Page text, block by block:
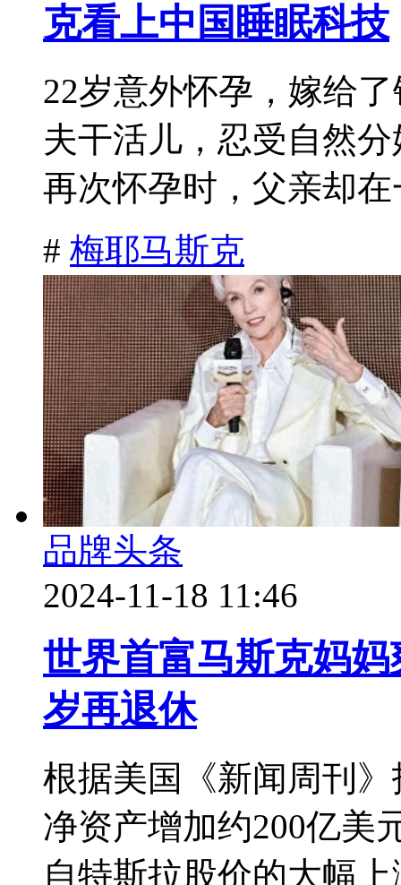
克看上中国睡眠科技
22岁意外怀孕，嫁给
夫干活儿，忍受自然
再次怀孕时，父亲却在
# 梅耶马斯克
品牌头条
2024-11-18 11:46
世界首富马斯克妈
岁再退休
根据美国《新闻周刊
净资产增加约200亿美
自特斯拉股价的大幅